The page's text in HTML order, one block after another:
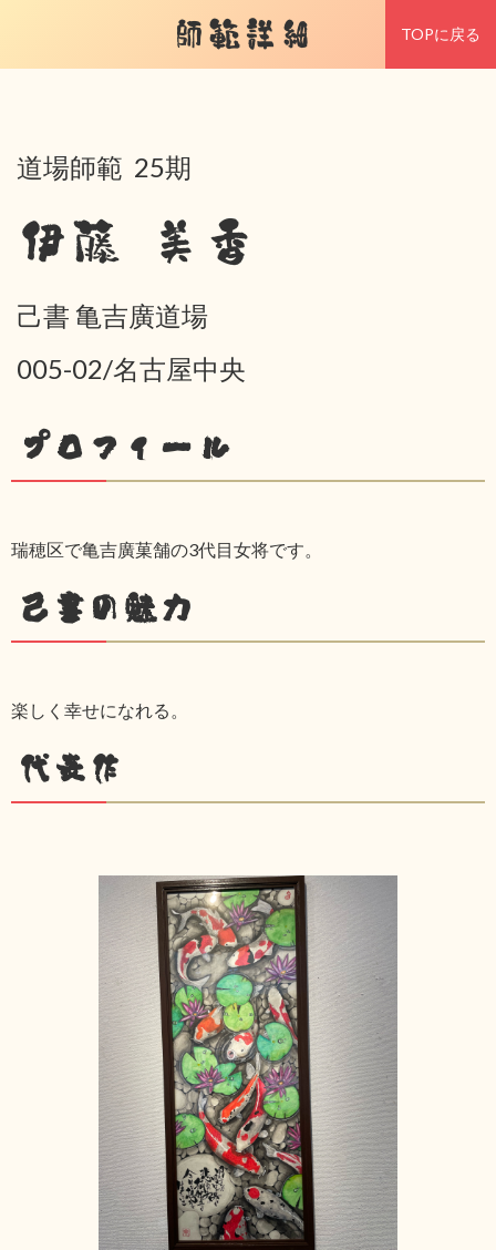
師範詳細 TOPに戻る
道場師範 25期
伊藤 美香
己書 亀吉廣道場
005-02/名古屋中央
プロフィール
瑞穂区で亀吉廣菓舗の3代目女将です。
己書の魅力
楽しく幸せになれる。
代表作